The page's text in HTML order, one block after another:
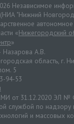
Независимое
"Нижний
«Нижегородский
»
Назарова А.В.
область, г.
5
94-53
от 31.12.2020 ЭЛ №
службой по надзору
и массовых